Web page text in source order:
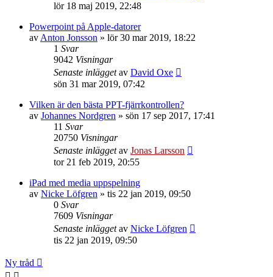
lör 18 maj 2019, 22:48
Powerpoint på Apple-datorer
av Anton Jonsson » lör 30 mar 2019, 18:22
1 Svar
9042 Visningar
Senaste inläggetav David Oxe
sön 31 mar 2019, 07:42
Vilken är den bästa PPT-fjärrkontrollen?
av Johannes Nordgren » sön 17 sep 2017, 17:41
11 Svar
20750 Visningar
Senaste inläggetav Jonas Larsson
tor 21 feb 2019, 20:55
iPad med media uppspelning
av Nicke Löfgren » tis 22 jan 2019, 09:50
0 Svar
7609 Visningar
Senaste inläggetav Nicke Löfgren
tis 22 jan 2019, 09:50
Ny tråd